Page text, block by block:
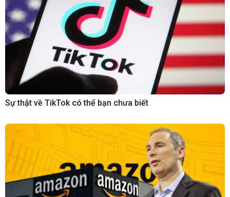
Sự thật về TikTok có thể bạn chưa biết